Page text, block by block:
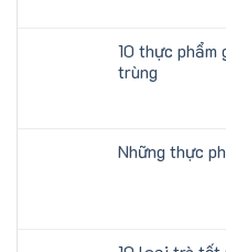
10 thực
trùng
Những thực